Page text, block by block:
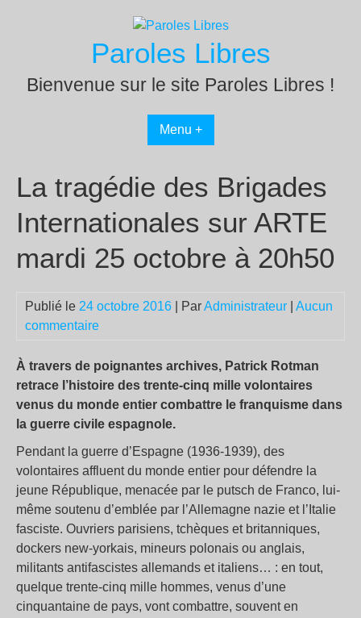
Paroles Libres
Bienvenue sur le site Paroles Libres !
Menu +
La tragédie des Brigades
Internationales sur ARTE
mardi 25 octobre à 20h50
Publié le 24 octobre 2016 | ParAdministrateur
Aucun
commentaire
À travers de poignantes archives, Patrick Rotman
retrace l’histoire des trente-cinq mille volontaires
venus du monde entier combattre le franquisme dans
la guerre civile espagnole.
Pendant la guerre d’Espagne (1936-1939), des
volontaires affluent du monde entier pour défendre la
jeune République, menacée par le putsch de Franco, lui-
même soutenu d’emblée par l’Allemagne nazie et l’Italie
fasciste. Ouvriers parisiens, tchèques et britanniques,
dockers new-yorkais, mineurs polonais ou anglais,
militants antifascistes allemands et italiens… : en tout,
quelque trente-cinq mille hommes, venus d’une
cinquantaine de pays, vont combattre, souvent en